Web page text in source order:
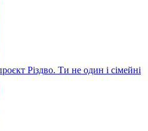
Різдво. Ти не один і сімейні